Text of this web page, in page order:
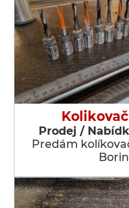
Prodej /
Predám